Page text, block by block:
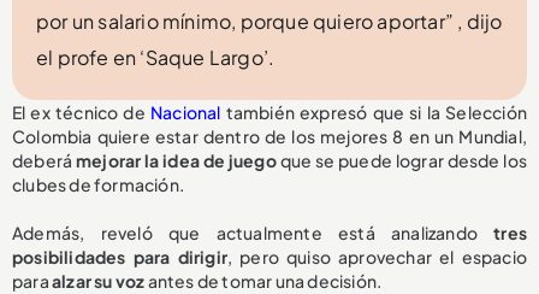
por un salario mínimo, porque quiero aportar” , dijo
el profe en ‘Saque Largo’.
El ex técnico de Nacional también expresó que si la Selección
Colombia quiere estar dentro de los mejores 8 en un Mundial,
deberá mejorar la idea de juegoque se puede lograr desde los
clubes de formación.
Además, reveló que actualmente está analizandotres
posibilidades para dirigir, pero quiso aprovechar el espacio
paraalzar su vozantes de tomar una decisión.